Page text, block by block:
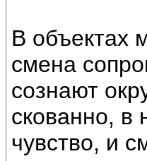
В объектах
смена
сознают
скованно, в
чувство, и